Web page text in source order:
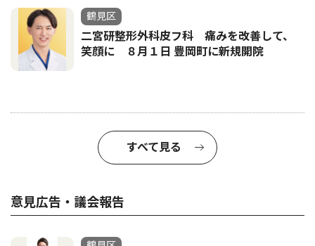
鶴見区
二宮研整形外科皮フ科 痛みを改善して、
笑顔に ８月１日 豊岡町に新規開院
すべて見る
意見広告・議会報告